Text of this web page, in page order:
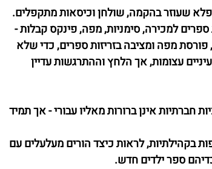
שעוזר בהקמה, שולחן וכיסאות מתקפלים.
למכירה, סימניות, מפה, פינקס קבלות -
מפה ומציבה בזריזות ספרים, כדי שלא
עצומות, אך הלחץ וההתרגשות עדיין
חברתיות אינן ברורות מאליו עבורי - אך תמיד
בקהילתיות, לראות כיצד הורים מעלעלים עם
ספר ילדים חדש.